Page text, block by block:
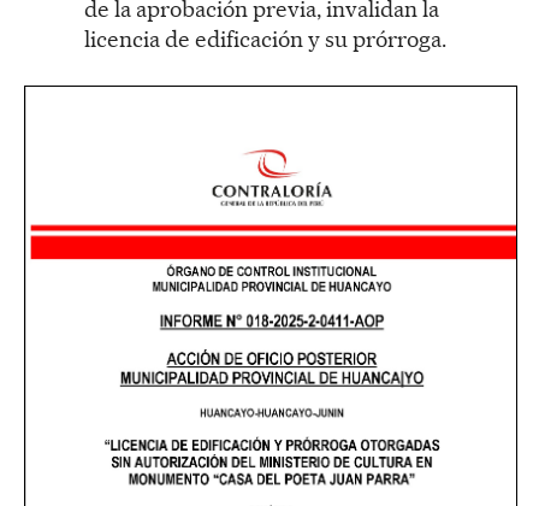
de la aprobación previa, invalidan la
licencia de edificación y su prórroga.